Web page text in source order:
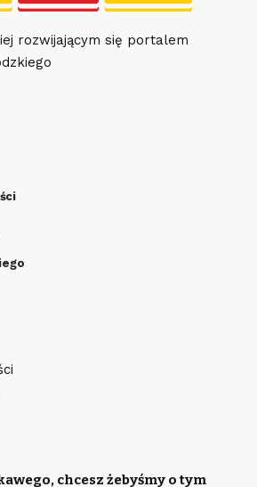
rozwijającym się portalem
chcesz żebyśmy o tym